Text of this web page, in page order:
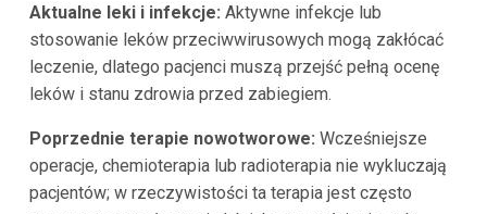
Aktualne leki i infekcje: Aktywne infekcje lub
stosowanie leków przeciwwirusowych mogą zakłócać
leczenie, dlatego pacjenci muszą przejść pełną ocenę
leków i stanu zdrowia przed zabiegiem.
Poprzednie terapie nowotworowe: Wcześniejsze
operacje, chemioterapia lub radioterapia nie wykluczają
pacjentów; w rzeczywistości ta terapia jest często